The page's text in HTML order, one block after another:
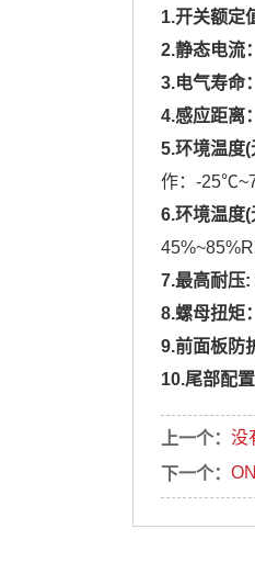
1.开关额定
2.静态电流：
3.电气寿命：
4.感应距离：
5.环境温度(
作： -
6.环境温度(
7.最高耐压:
8.螺母扭矩：
9.前面板防
10.尾部配置
上一个： 没
下一个：